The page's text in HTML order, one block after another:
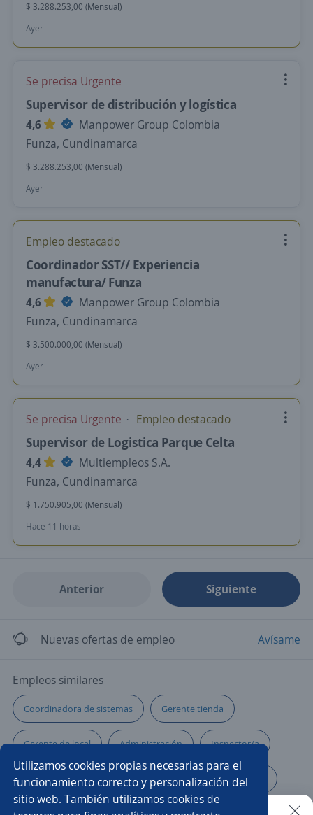
Utilizamos cookies propias necesarias para el
funcionamiento correcto y personalización del
sitio web. También utilizamos cookies de
$ 3.288.253,00 (Mensual)
Ayer
Se precisa Urgente
Supervisor de distribución y logística
4,6
Manpower Group Colombia
Funza, Cundinamarca
$ 3.288.253,00 (Mensual)
Ayer
Empleo destacado
Coordinador SST// Experiencia
manufactura/ Funza
4,6
Manpower Group Colombia
Funza, Cundinamarca
$ 3.500.000,00 (Mensual)
Ayer
Se precisa Urgente Empleo destacado
Supervisor de Logistica Parque Celta
4,4
Multiempleos S.A.
Funza, Cundinamarca
$ 1.750.905,00 (Mensual)
Hace 11 horas
Anterior Siguiente
Nuevas ofertas de empleo Avísame
Empleos similares
Coordinadora de sistemas Gerente tienda
Gerente de local Administración Inspector/a
Ejecutivo/a de ventas Ejecutivo/a Supervisor/a